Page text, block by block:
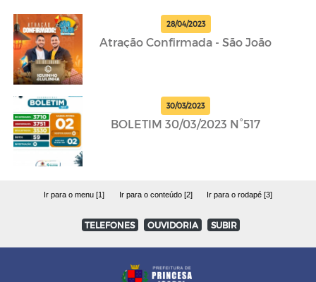
28/04/2023
Atração Confirmada - São João
30/03/2023
BOLETIM 30/03/2023 N°517
Ir para o menu [1] Ir para o conteúdo [2] Ir para o rodapé [3]
TELEFONES OUVIDORIA SUBIR